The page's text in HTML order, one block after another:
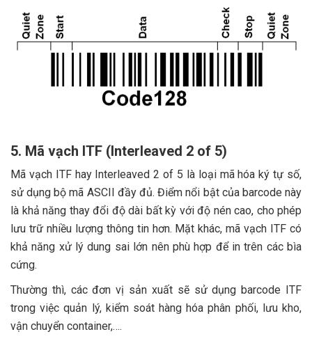
5. Mã vạch ITF (Interleaved 2 of 5)
Mã vạch ITF hay Interleaved 2 of 5 là loại mã hóa ký tự số,
sử dụng bộ mã ASCII đầy đủ. Điểm nổi bật của barcode này
là khả năng thay đổi độ dài bất kỳ với độ nén cao, cho phép
lưu trữ nhiều lượng thông tin hơn. Mặt khác, mã vạch ITF có
khả năng xử lý dung sai lớn nên phù hợp để in trên các bìa
cứng.
Thường thì, các đơn vị sản xuất sẽ sử dụng barcode ITF
trong việc quản lý, kiểm soát hàng hóa phân phối, lưu kho,
vận chuyển container,….